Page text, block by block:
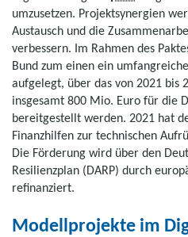
umzusetzen. Projektsynergien
Austausch und die
verbessern. Im Rahmen des
Bund zum einen ein
aufgelegt, über das von 2021 bis
insgesamt 800 Mio. Euro für die
bereitgestellt werden. 2021 hat
Finanzhilfen zur technischen
Die Förderung wird über den
Resilienzplan (DARP) durch
refinanziert.
Modellprojekte im